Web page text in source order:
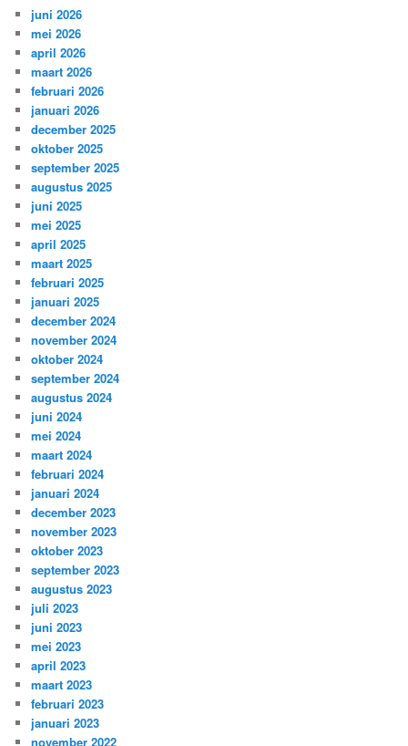
juni 2026
mei 2026
april 2026
maart 2026
februari 2026
januari 2026
december 2025
oktober 2025
september 2025
augustus 2025
juni 2025
mei 2025
april 2025
maart 2025
februari 2025
januari 2025
december 2024
november 2024
oktober 2024
september 2024
augustus 2024
juni 2024
mei 2024
maart 2024
februari 2024
januari 2024
december 2023
november 2023
oktober 2023
september 2023
augustus 2023
juli 2023
juni 2023
mei 2023
april 2023
maart 2023
februari 2023
januari 2023
november 2022